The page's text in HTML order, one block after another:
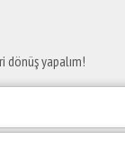
dönüş yapalım!